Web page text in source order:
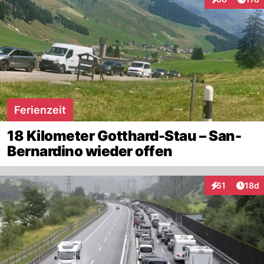
Interaktionen
Ferienzeit
18 Kilometer Gotthard-Stau – San-
Bernardino wieder offen
51
Interaktionen
18d